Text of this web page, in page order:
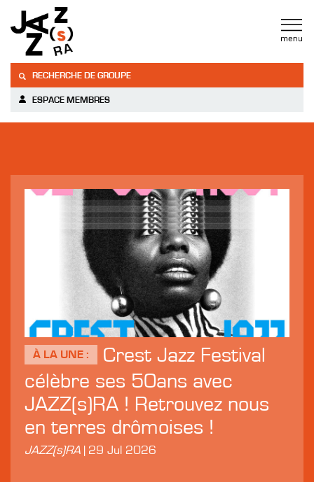
RECHERCHE DE GROUPE
ESPACE MEMBRES
À LA UNE :
Crest Jazz Festival
célèbre ses 50ans avec
JAZZ(s)RA ! Retrouvez nous
en terres drômoises !
JAZZ(s)RA 29 Jul 2026